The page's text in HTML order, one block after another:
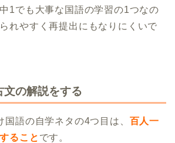
1でも大事な国語の学習の1つなの
れやすく再提出にもなりにくいで
文の解説をする
語の自学ネタの4つ目は、 百人一
ること です。